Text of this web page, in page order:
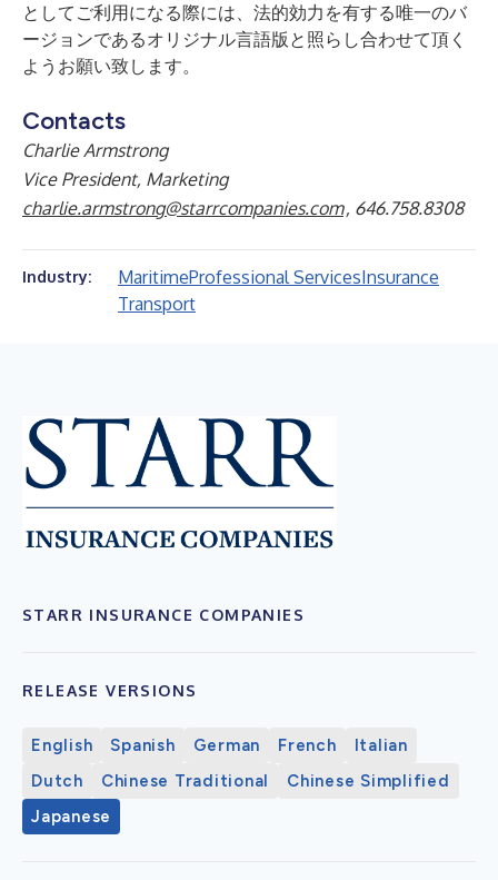
としてご利用になる際には、法的効力を有する唯一のバ
ージョンであるオリジナル言語版と照らし合わせて頂く
ようお願い致します。
Contacts
Charlie Armstrong
Vice President, Marketing
charlie.armstrong@starrcompanies.com, 646.758.8308
Industry: MaritimeProfessional ServicesInsurance
Transport
STARR INSURANCE COMPANIES
RELEASE VERSIONS
English Spanish German French
Italian
Dutch
Chinese Traditional
Chinese Simplified
Japanese